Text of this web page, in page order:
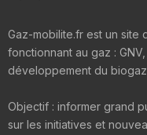
Gaz-mobilite.fr est un site
fonctionnant au gaz :
développement du
Objectif : informer grand
sur les initiatives et